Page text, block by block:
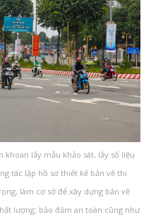
khoan lấy mẫu khảo sát, lấy số liệu
tác lập hồ sơ thiết kế bản vẽ thi
làm cơ sở để xây dựng bản vẽ
lượng; bảo đảm an toàn cũng như